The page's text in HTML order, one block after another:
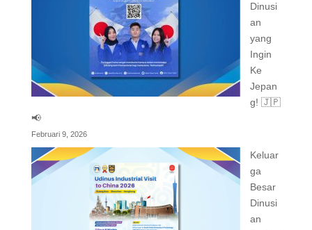
Dinusi
an
yang
Ingin
Ke
Jepan
g! 🇯🇵
📢
Februari 9, 2026
Keluar
ga
Besar
Dinusi
an